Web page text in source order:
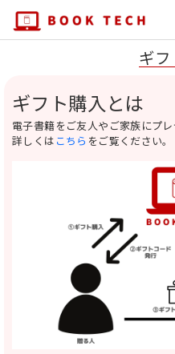
ギ
ギフト購入とは
電子書籍をご友人やご家族にプ
詳しくは こちら をご覧ください。